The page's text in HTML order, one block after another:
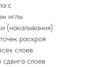
с
иглы
(накалывания)
раскроя
слоев
сдвига слоев